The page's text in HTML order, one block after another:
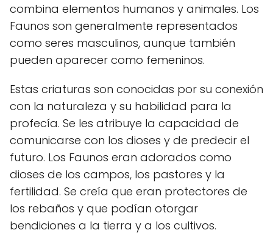
combina elementos humanos y animales. Los
Faunos son generalmente representados
como seres masculinos, aunque también
pueden aparecer como femeninos.
Estas criaturas son conocidas por su conexión
con la naturaleza y su habilidad para la
profecía. Se les atribuye la capacidad de
comunicarse con los dioses y de predecir el
futuro. Los Faunos eran adorados como
dioses de los campos, los pastores y la
fertilidad. Se creía que eran protectores de
los rebaños y que podían otorgar
bendiciones a la tierra y a los cultivos.